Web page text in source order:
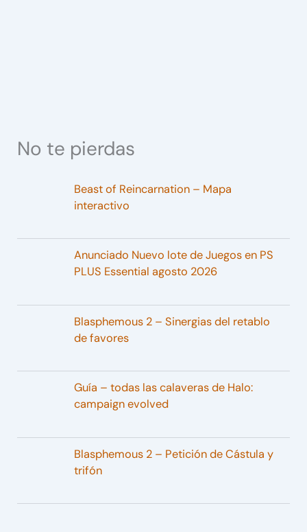
No te pierdas
Beast of Reincarnation – Mapa
interactivo
Anunciado Nuevo lote de Juegos en PS
PLUS Essential agosto 2026
Blasphemous 2 – Sinergias del retablo
de favores
Guía – todas las calaveras de Halo:
campaign evolved
Blasphemous 2 – Petición de Cástula y
trifón